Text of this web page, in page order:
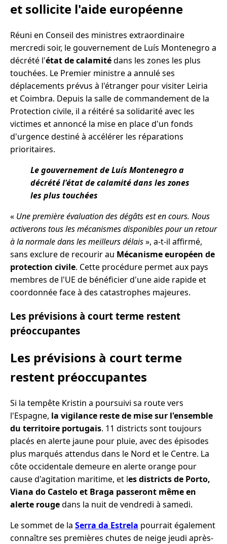
et sollicite l'aide européenne
Réuni en Conseil des ministres extraordinaire
mercredi soir, le gouvernement de Luís Montenegro a
décrété l'état de calamitédans les zones les plus
touchées. Le Premier ministre a annulé ses
déplacements prévus à l'étranger pour visiter Leiria
et Coimbra. Depuis la salle de commandement de la
Protection civile, il a réitéré sa solidarité avec les
victimes et annoncé la mise en place d'un fonds
d'urgence destiné à accélérer les réparations
prioritaires.
Le gouvernement de Luís Montenegro a
décrété l'état de calamité dans les zones
les plus touchées
« Une première évaluation des dégâts est en cours. Nous
activerons tous les mécanismes disponibles pour un retour
à la normale dans les meilleurs délais», a-t-il affirmé,
sans exclure de recourir au Mécanisme européen de
protection civile. Cette procédure permet aux pays
membres de l'UE de bénéficier d'une aide rapide et
coordonnée face à des catastrophes majeures.
Les prévisions à court terme restent
préoccupantes
Les prévisions à court terme
restent préoccupantes
Si la tempête Kristin a poursuivi sa route vers
l'Espagne, la vigilance reste de mise sur l'ensemble
du territoire portugais. 11 districts sont toujours
placés en alerte jaune pour pluie, avec des épisodes
plus marqués attendus dans le Nord et le Centre. La
côte occidentale demeure en alerte orange pour
cause d'agitation maritime, et les districts de Porto,
Viana do Castelo et Braga passeront même en
alerte rougedans la nuit de vendredi à samedi.
Le sommet de la Serra da Estrela pourrait également
connaître ses premières chutes de neige jeudi après-